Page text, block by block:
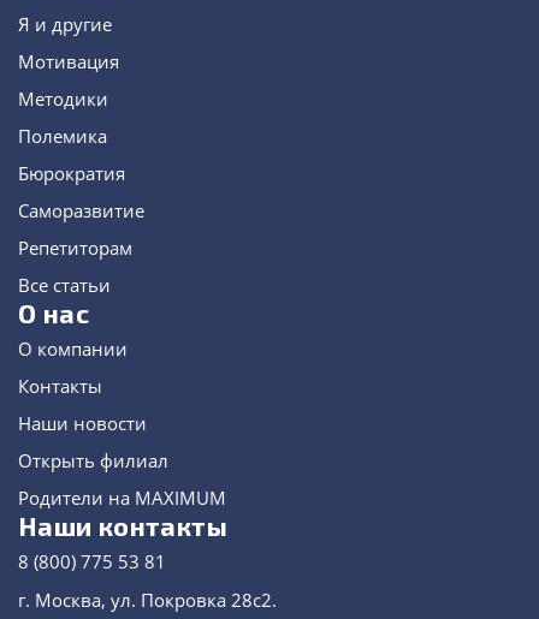
Я и другие
Мотивация
Методики
Полемика
Бюрократия
Саморазвитие
Репетиторам
Все статьи
О нас
О компании
Контакты
Наши новости
Открыть филиал
Родители на MAXIMUM
Наши контакты
8 (800) 775 53 81
г. Москва, ул. Покровка 28с2.